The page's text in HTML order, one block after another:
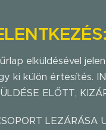
elküldésével
ki külön értesítés.
ELŐTT,
LEZÁRÁSA